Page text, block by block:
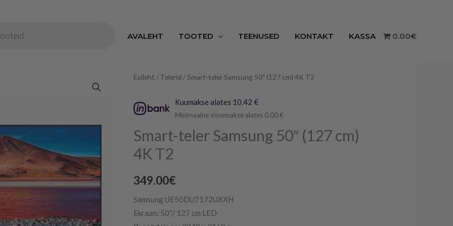
AVALEHT
TOOTED TEENUSED KONTAKT KASSA 0.00€
Esileht / Telerid / Smart-teler Samsung 50″ (127 cm) 4K T2
Kuumakse alates 10.42 €
Minimaalne sissemakse alates 0.00 €
Smart-teler Samsung 50″ (127 cm)
4K T2
349.00€
Samsung UE50DU7172UXXH
Ekraan: 50″/ 127 cm LED
Smart-
Samsung
50"
(127
4K
kogus